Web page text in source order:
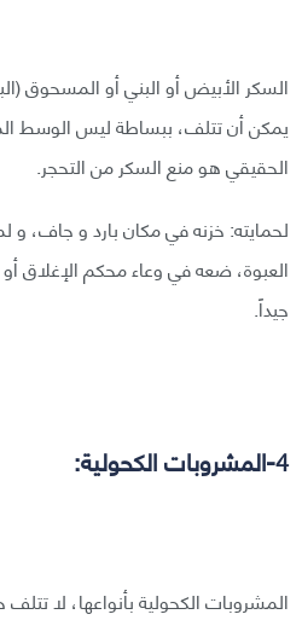
السكر الأبيض أو البني أو المسحوق
يمكن أن تتلف، ببساطة ليس الوسط
الحقيقي هو منع السكر من التحجر.
لحمايته: خزنه في مكان بارد و جاف، و
العبوة، ضعه في وعاء محكم الإغلاق
جيداً.
4-المشروبات الكحولية:
المشروبات الكحولية بأنواعها، لا